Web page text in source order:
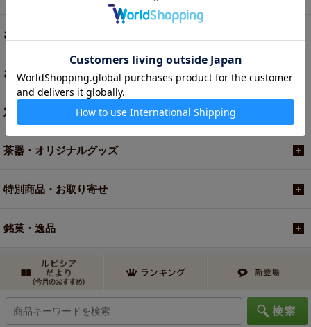
お菓子・食品・飲料
お買い得商品
定期便
茶器・オリジナルグッズ
特別商品・お取り寄せ
銘菓・逸品